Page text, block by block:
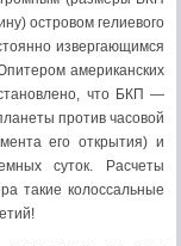
островом гелиевого
извергающимся
американских
что БКП —
против часовой
его открытия) и
суток. Расчеты
такие колоссальные